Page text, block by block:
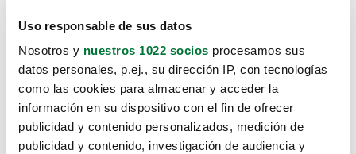
Uso responsable de sus datos
Nosotros y nuestros 1022 socios procesamos sus
datos personales, p.ej., su dirección IP, con tecnologías
como las cookies para almacenar y acceder la
información en su dispositivo con el fin de ofrecer
publicidad y contenido personalizados, medición de
publicidad y contenido, investigación de audiencia y
Lo sentimos, no sabemos como
te hemos traido hasta aquí.